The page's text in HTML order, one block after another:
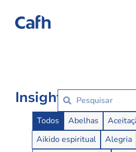
Insights
Insights Buttons
Todos Abelhas
Aikido espiritual
Alegria